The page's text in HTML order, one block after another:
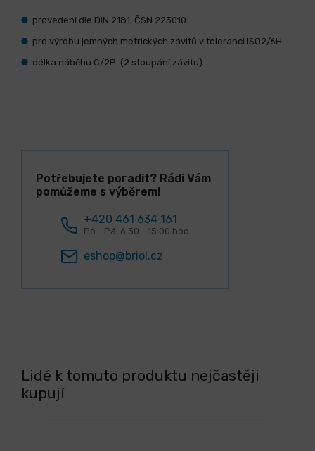
provedení dle DIN 2181, ČSN 223010
pro výrobu jemných metrických závitů v toleranci ISO2/6H.
délka náběhu C/2P (2 stoupání závitu)
Potřebujete poradit? Rádi Vám
pomůžeme s výběrem!
+420 461 634 161
Po - Pá: 6:30 - 15:00 hod.
eshop@briol.cz
Lidé k tomuto produktu nejčastěji
kupují